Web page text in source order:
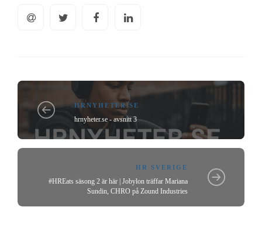
HRNYHETER.SE
hrnyheter.se - avsnitt 3
HR SVERIGE
#HREats säsong 2 är här | Jobylon träffar Mariana
Sundin, CHRO på Zound Industries